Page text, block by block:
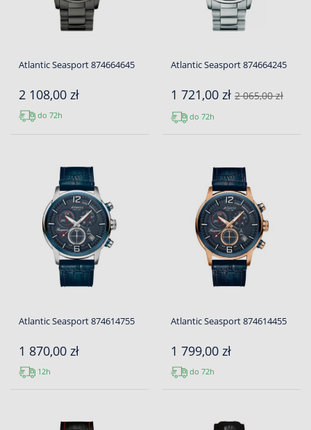
Atlantic Seasport 874664645
2 108,00 zł
do 72h
Atlantic Seasport 874664245
1 721,00 zł 2 065,00 zł
do 72h
Atlantic Seasport 874614755
1 870,00 zł
12h
Atlantic Seasport 874614455
1 799,00 zł
do 72h